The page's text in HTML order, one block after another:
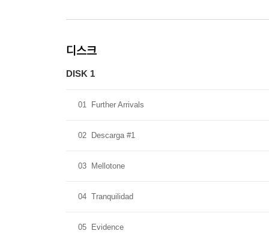
디스크
DISK 1
01 Further Arrivals
02 Descarga #1
03 Mellotone
04 Tranquilidad
05 Evidence